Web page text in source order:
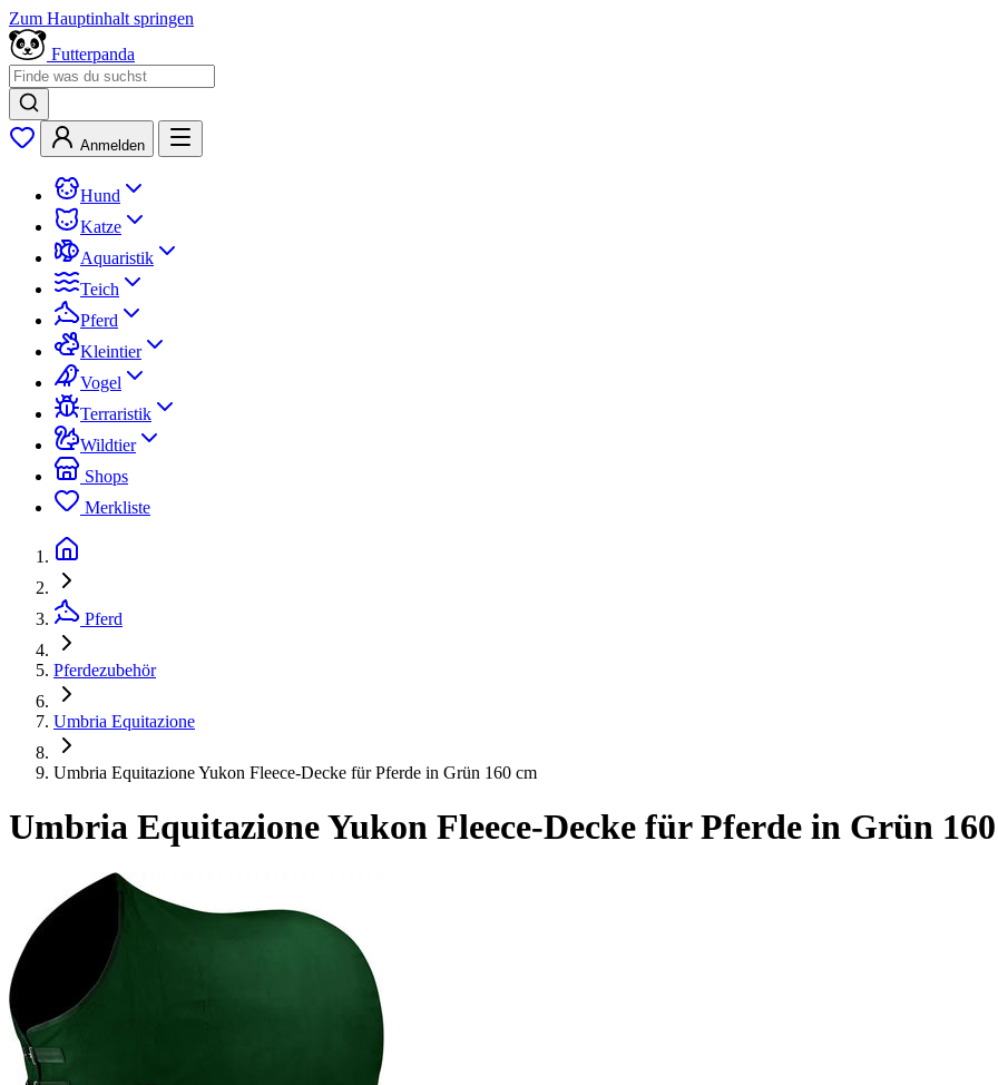
Zum Hauptinhalt springen
Futterpanda
Anmelden
Hund
Katze
Aquaristik
Teich
Pferd
Kleintier
Vogel
Terraristik
Wildtier
Shops
Merkliste
Pferd
Pferdezubehör
Umbria Equitazione
Umbria Equitazione Yukon Fleece-Decke für Pferde in Grün 160 cm
Umbria Equitazione Yukon Fleece-Decke für Pferde in Grün